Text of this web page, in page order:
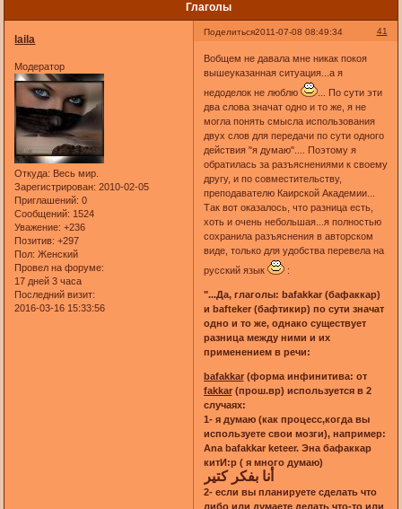
Глаголы
Поделиться 41
2011-07-08 08:49:34
laila
Модератор
Откуда: Весь мир.
Зарегистрирован: 2010-02-05
Приглашений: 0
Сообщений: 1524
Уважение: +236
Позитив: +297
Пол: Женский
Провел на форуме:
17 дней 3 часа
Последний визит:
2016-03-16 15:33:56
Вобщем не давала мне никак покоя
вышеуказанная ситуация...а я
недоделок не люблю
... По сути эти
два слова значат одно и то же, я не
могла понять смысла использования
двух слов для передачи по сути одного
действия "я думаю".... Поэтому я
обратилась за разъяснениями к своему
другу, и по совместительству,
преподавателю Каирской Академии...
Так вот оказалось, что разница есть,
хоть и очень небольшая...я полностью
сохранила разъяснения в авторском
виде, только для удобства перевела на
русский язык
:
"...Да, глаголы: bafakkar (бафаккар)
и bafteker (бафтикир) по сути значат
одно и то же, однако существует
разница между ними и их
применением в речи:
bafakkar(форма инфинитива: от
fakkar(прош.вр) используется в 2
случаях:
1- я думаю (как процесс,когда вы
используете свои мозги), например:
Ana bafakkar keteer. Эна бафаккар
китИ:р ( я много думаю)
أنا بفكر كتير
2- если вы планируете сделать что
либо или думаете делать что-то или